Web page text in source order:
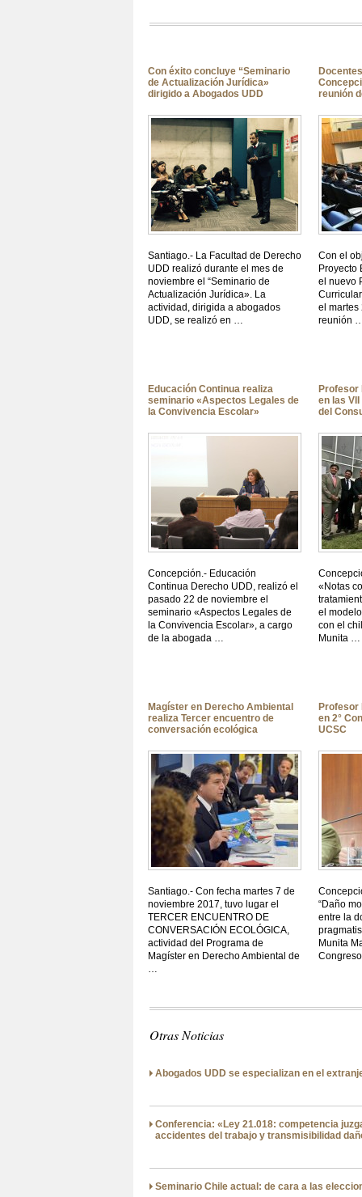
Con éxito concluye “Seminario
de Actualización Jurídica»
dirigido a Abogados UDD
Santiago.- La Facultad de Derecho
UDD realizó durante el mes de
noviembre el “Seminario de
Actualización Jurídica». La
actividad, dirigida a abogados
UDD, se realizó en …
reunión
Con el
Proyecto
el nuevo
el martes
reunión
Educación Continua realiza
seminario «Aspectos Legales de
la Convivencia Escolar»
Concepción.- Educación
Continua Derecho UDD, realizó el
pasado 22 de noviembre el
seminario «Aspectos Legales de
la Convivencia Escolar», a cargo
de la abogada …
Profesor
en las
del
«Notas
el
con el
Munita …
Magíster en Derecho Ambiental
realiza Tercer encuentro de
conversación ecológica
Santiago.- Con fecha martes 7 de
noviembre 2017, tuvo lugar el
TERCER ENCUENTRO DE
CONVERSACIÓN ECOLÓGICA,
actividad del Programa de
Magíster en Derecho Ambiental de
…
Profesor
en 2°
UCSC
“Daño
entre la
Munita
Otras Noticias
Abogados UDD se especializan en el
Conferencia: «Ley 21.018: competencia
accidentes del trabajo y transmisibilidad
Seminario Chile actual: de cara a las